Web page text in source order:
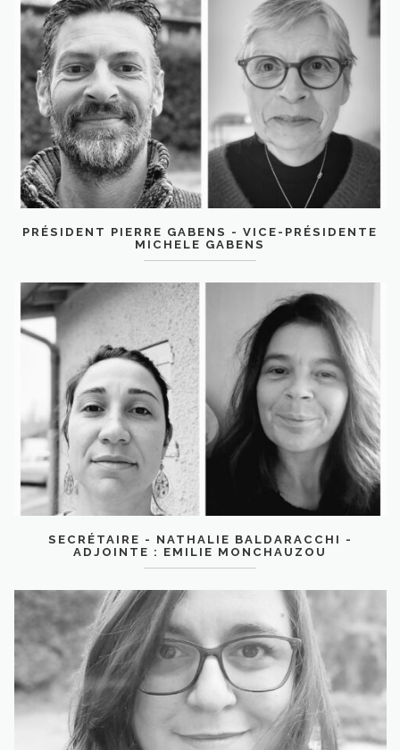
PRÉSIDENT PIERRE GABENS - VICE-PRÉSIDENTE
MICHELE GABENS
SECRÉTAIRE - NATHALIE BALDARACCHI -
ADJOINTE : EMILIE MONCHAUZOU